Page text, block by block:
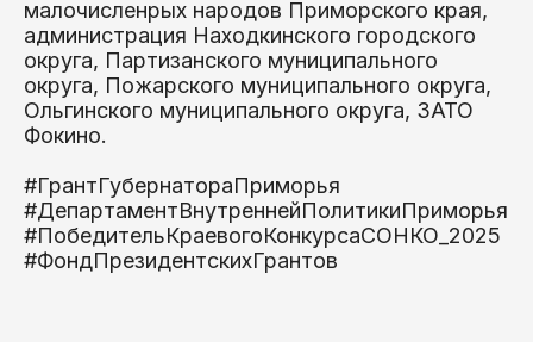
малочисленрых народов Приморского края,
администрация Находкинского городского
округа, Партизанского муниципального
округа, Пожарского муниципального округа,
Ольгинского муниципального округа, ЗАТО
Фокино.
#ГрантГубернатораПриморья
#ДепартаментВнутреннейПолитикиПриморья
#ПобедительКраевогоКонкурсаСОНКО_2025
#ФондПрезидентскихГрантов